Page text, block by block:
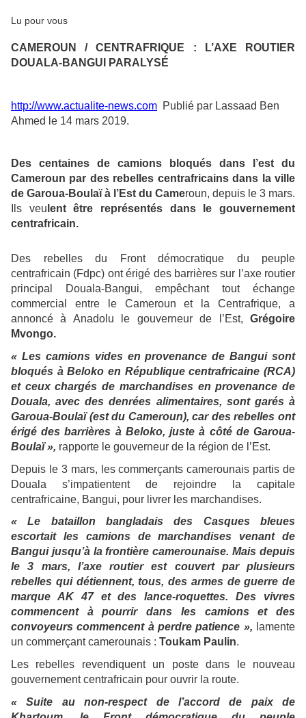
Lu pour vous
CAMEROUN / CENTRAFRIQUE : L’AXE ROUTIER
DOUALA-BANGUI PARALYSÉ
http://www.actualite-news.com Publié par Lassaad Ben
Ahmed le 14 mars 2019.
Des centaines de camions bloqués dans l’est du
Cameroun par des rebelles centrafricains dans la ville
de Garoua-Boulaï à l’Est du Cameroun, depuis le 3 mars.
Ils veu lent être représentés dans le gouvernement
centrafricain.
Des rebelles du Front démocratique du peuple
centrafricain (Fdpc) ont érigé des barrières sur l’axe routier
principal Douala-Bangui, empêchant tout échange
commercial entre le Cameroun et la Centrafrique, a
annoncé à Anadolu le gouverneur de l’Est, Grégoire
Mvongo.
« Les camions vides en provenance de Bangui sont
bloqués à Beloko en République centrafricaine (RCA)
et ceux chargés de marchandises en provenance de
Douala, avec des denrées alimentaires, sont garés à
Garoua-Boulaï (est du Cameroun), car des rebelles ont
érigé des barrières à Beloko, juste à côté de Garoua-
Boulaï », rapporte le gouverneur de la région de l’Est.
Depuis le 3 mars, les commerçants camerounais partis de
Douala s’impatientent de rejoindre la capitale
centrafricaine, Bangui, pour livrer les marchandises.
« Le bataillon bangladais des Casques bleues
escortait les camions de marchandises venant de
Bangui jusqu’à la frontière camerounaise. Mais depuis
le 3 mars, l’axe routier est couvert par plusieurs
rebelles qui détiennent, tous, des armes de guerre de
marque AK 47 et des lance-roquettes. Des vivres
commencent à pourrir dans les camions et des
convoyeurs commencent à perdre patience », lamente
un commerçant camerounais : Toukam Paulin.
Les rebelles revendiquent un poste dans le nouveau
gouvernement centrafricain pour ouvrir la route.
« Suite au non-respect de l’accord de paix de